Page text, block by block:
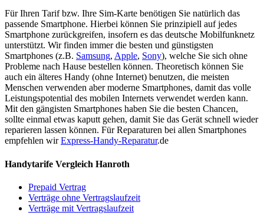
Für Ihren Tarif bzw. Ihre Sim-Karte benötigen Sie natürlich das
passende Smartphone. Hierbei können Sie prinzipiell auf jedes
Smartphone zurückgreifen, insofern es das deutsche Mobilfunknetz
unterstützt. Wir finden immer die besten und günstigsten
Smartphones (z.B. Samsung, Apple, Sony), welche Sie sich ohne
Probleme nach Hause bestellen können. Theoretisch können Sie
auch ein älteres Handy (ohne Internet) benutzen, die meisten
Menschen verwenden aber moderne Smartphones, damit das volle
Leistungspotential des mobilen Internets verwendet werden kann.
Mit den gängisten Smartphones haben Sie die besten Chancen,
sollte einmal etwas kaputt gehen, damit Sie das Gerät schnell wieder
reparieren lassen können. Für Reparaturen bei allen Smartphones
empfehlen wirExpress-Handy-Reparatur.de
Handytarife Vergleich Hanroth
Prepaid Vertrag
Verträge ohne Vertragslaufzeit
Verträge mit Vertragslaufzeit